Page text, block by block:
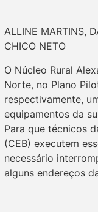
ALLINE MARTINS,
CHICO NETO
O Núcleo Rural
Norte, no Plano
respectivamente,
equipamentos da
Para que técnicos
(CEB) executem
necessário
alguns endereços